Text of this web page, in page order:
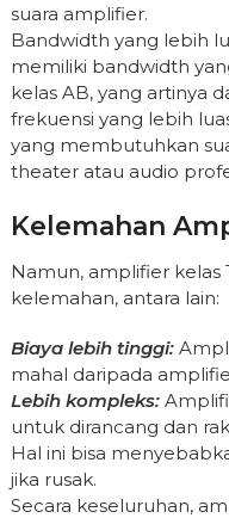
suara amplifier.
Bandwidth yang lebih
memiliki bandwidth
kelas AB, yang artinya
frekuensi yang lebih
yang membutuhkan
theater atau audio
Kelemahan
Namun, amplifier kelas
kelemahan, antara lain:
Biaya lebih tinggi:
mahal daripada
Lebih kompleks:
untuk dirancang dan
Hal ini bisa
jika rusak.
Secara keseluruhan,